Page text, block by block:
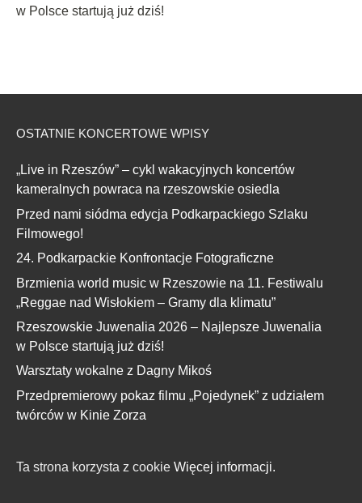
w Polsce startują już dziś!
OSTATNIE KONCERTOWE WPISY
„Live in Rzeszów” – cykl wakacyjnych koncertów
kameralnych powraca na rzeszowskie osiedla
Przed nami siódma edycja Podkarpackiego Szlaku
Filmowego!
24. Podkarpackie Konfrontacje Fotograficzne
Brzmienia world music w Rzeszowie na 11. Festiwalu
„Reggae nad Wisłokiem – Gramy dla klimatu”
Rzeszowskie Juwenalia 2026 – Najlepsze Juwenalia
w Polsce startują już dziś!
Warsztaty wokalne z Dagny Mikoś
Przedpremierowy pokaz filmu „Pojedynek” z udziałem
twórców w Kinie Zorza
Ta strona korzysta z cookie Więcej informacji.